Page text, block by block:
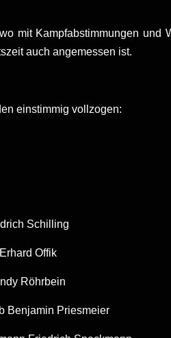
mit Kampfabstimmungen und
auch angemessen ist.
einstimmig vollzogen:
Schilling
Offik
Röhrbein
Benjamin Priesmeier